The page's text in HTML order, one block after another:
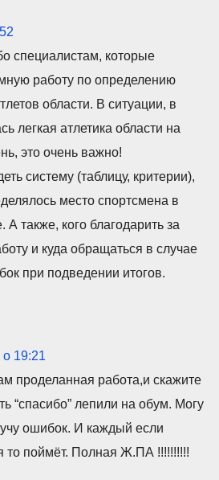
специалистам, которые
работу по определению
области. В ситуации, в
легкая атлетика области на
это очень важно!
систему (таблицу, критерии),
место спортсмена в
А также, кого благодарить за
и куда обращаться в случае
при подведении итогов.
19:21
проделанная работа,и скажите
“спасибо” лепили на обум. Могу
ошибок. И каждый если
то поймёт. Полная Ж.ПА !!!!!!!!!!